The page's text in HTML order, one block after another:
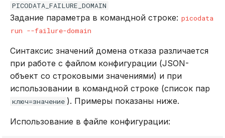
PICODATA_FAILURE_DOMAIN
Задание параметра в командной строке: picodata
run --failure-domain
Синтаксис значений домена отказа различается
при работе с файлом конфигурации (JSON-
объект со строковыми значениями) и при
использовании в командной строке (список пар
ключ=значение ). Примеры показаны ниже.
Использование в файле конфигурации: